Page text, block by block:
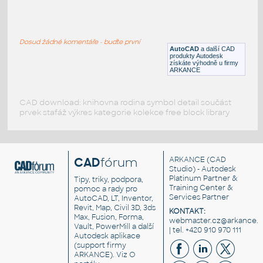
DWG
Kancelář AutoCAD a další CAD
produkty Autodesk
získáte výhodně u firmy
ARKANCE
Dosud žádné komentáře - buďte první
CAD download: knihovna rodina symbol detail součást
prvek stafáž výkres kategorie kolekce free block library
CADfórum
Tipy, triky, podpora,
pomoc a rady pro
AutoCAD, LT, Inventor,
Revit, Map, Civil 3D, 3ds
Max, Fusion, Forma,
Vault, PowerMill a další
Autodesk aplikace
(support firmy
ARKANCE). VizO
ARKANCE (CAD
Studio) - Autodesk
Platinum Partner &
Training Center &
Services Partner
KONTAKT:
| tel. +420 910 970 111